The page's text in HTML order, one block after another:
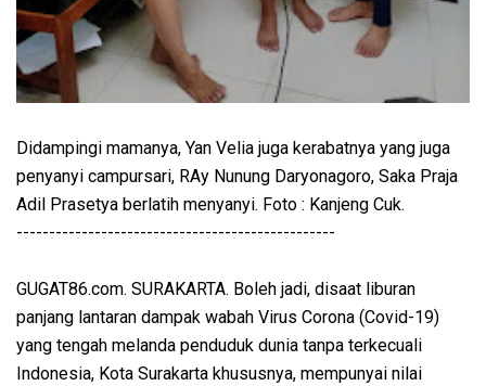
Didampingi mamanya, Yan Velia juga kerabatnya yang juga
penyanyi campursari, RAy Nunung Daryonagoro, Saka Praja
Adil Prasetya berlatih menyanyi. Foto : Kanjeng Cuk.
-------------------------------------------------
GUGAT86.com. SURAKARTA. Boleh jadi, disaat liburan
panjang lantaran dampak wabah Virus Corona (Covid-19)
yang tengah melanda penduduk dunia tanpa terkecuali
Indonesia, Kota Surakarta khususnya, mempunyai nilai